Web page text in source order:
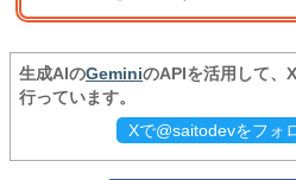
生成AIのGeminiのAPIを活用して、
行っています。
Xで@saitodevをフォ